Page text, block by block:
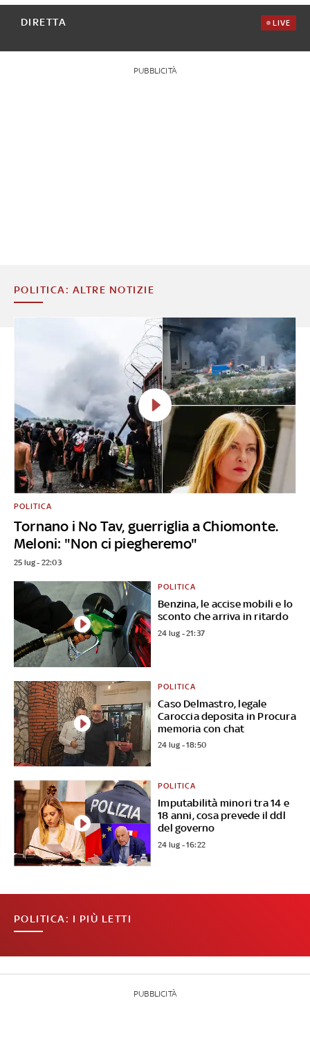
DIRETTA LIVE
PUBBLICITÀ
POLITICA: ALTRE NOTIZIE
Tornano i No Tav, guerriglia a Chiomonte.
Meloni: "Non ci piegheremo"
POLITICA
25 lug - 22:03
Benzina, le accise mobili e lo
sconto che arriva in ritardo
POLITICA
24 lug - 21:37
Caso Delmastro, legale
Caroccia deposita in Procura
memoria con chat
POLITICA
24 lug - 18:50
Imputabilità minori tra 14 e
18 anni, cosa prevede il ddl
del governo
POLITICA
24 lug - 16:22
POLITICA: I PIÙ LETTI
PUBBLICITÀ